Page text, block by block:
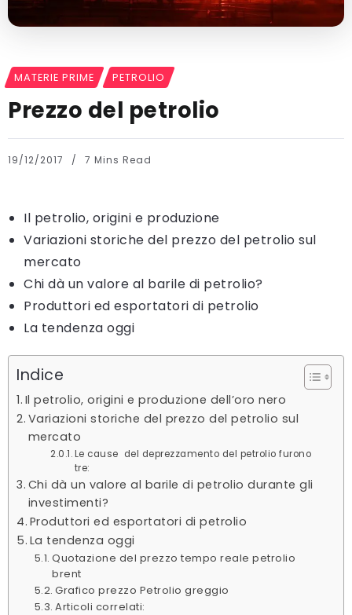
MATERIE PRIME PETROLIO
Prezzo del petrolio
19/12/2017 7 Mins Read
Il petrolio, origini e produzione
Variazioni storiche del prezzo del petrolio sul
mercato
Chi dà un valore al barile di petrolio?
Produttori ed esportatori di petrolio
La tendenza oggi
Indice
Il petrolio, origini e produzione dell’oro nero
Variazioni storiche del prezzo del petrolio sul
mercato
Le cause del deprezzamento del petrolio furono
tre:
Chi dà un valore al barile di petrolio durante gli
investimenti?
Produttori ed esportatori di petrolio
La tendenza oggi
Quotazione del prezzo tempo reale petrolio
brent
Grafico prezzo Petrolio greggio
Articoli correlati: